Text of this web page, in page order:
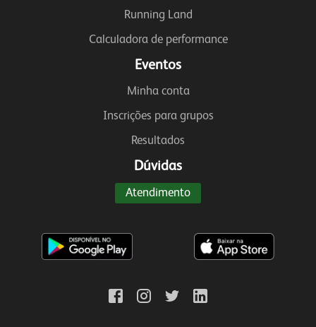
Running Land
Calculadora de performance
Eventos
Minha conta
Inscrições para grupos
Resultados
Dúvidas
Atendimento